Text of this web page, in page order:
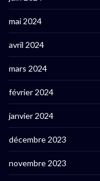
mai 2024
avril 2024
mars 2024
février 2024
janvier 2024
décembre 2023
novembre 2023